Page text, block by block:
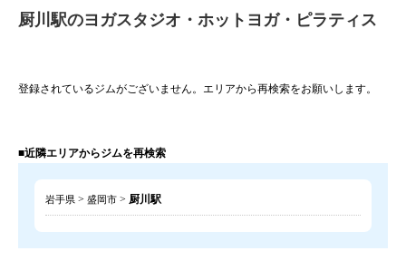
厨川駅のヨガスタジオ・ホットヨガ・ピラティス
登録されているジムがございません。エリアから再検索をお願いします。
■近隣エリアからジムを再検索
岩手県 > 盛岡市 > 厨川駅